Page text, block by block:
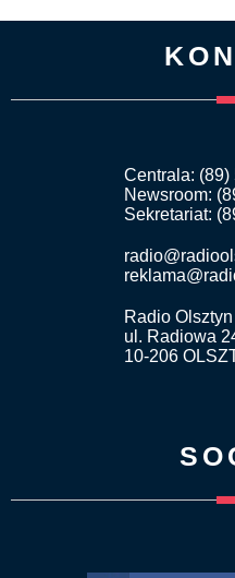
Centrala: (89)
Newsroom:
Sekretariat:
Radio
ul. Radiowa
10-206